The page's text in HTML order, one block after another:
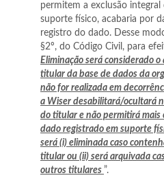
permitem a exclusão
suporte físico, acabaria por
registro do dado. Desse
§2º, do Código Civil, para
Eliminação será considerado
titular da base de dados da
não for realizada em
a Wiser desabilitará/ocultará
do titular e não permitirá mais
dado registrado em suporte
será (i) eliminada caso
titular ou (ii) será arquivada
outros titulares ”.